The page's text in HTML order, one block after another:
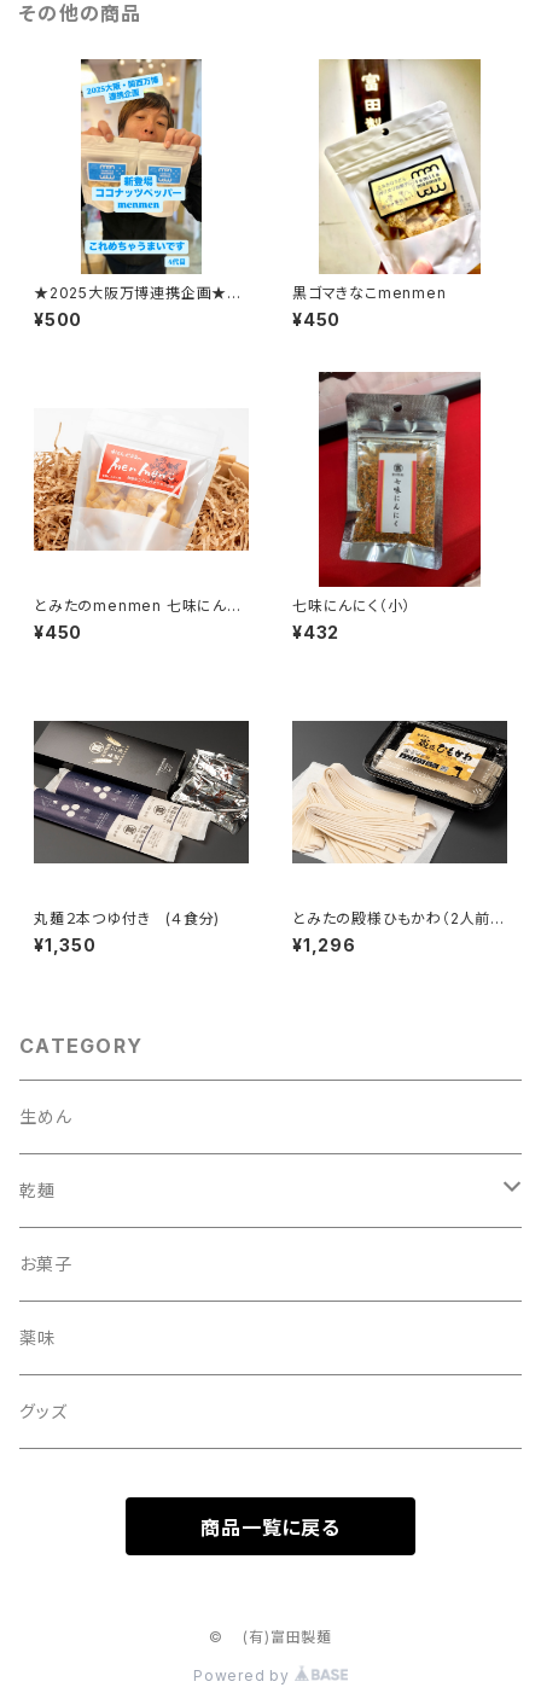
その他の商品
★2025大阪万博連携企画★コ
コナッツペッパーmenmen
¥500
黒ゴマきなこmenmen
¥450
とみたのmenmen 七味にんに
く
¥450
七味にんにく（小）
¥432
丸麺２本つゆ付き (４食分)
¥1,350
とみたの殿様ひもかわ（2人前つ
ゆ付き）
¥1,296
CATEGORY
生めん
乾麺
丸
細まる
ひもかわ
お菓子
薬味
グッズ
商品一覧に戻る
© (有)富田製麺
Powered by